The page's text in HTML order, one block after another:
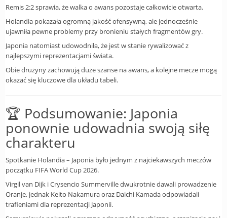
Remis 2:2 sprawia, że walka o awans pozostaje całkowicie otwarta.
Holandia pokazała ogromną jakość ofensywną, ale jednocześnie
ujawniła pewne problemy przy bronieniu stałych fragmentów gry.
Japonia natomiast udowodniła, że jest w stanie rywalizować z
najlepszymi reprezentacjami świata.
Obie drużyny zachowują duże szanse na awans, a kolejne mecze mogą
okazać się kluczowe dla układu tabeli.
🏆 Podsumowanie: Japonia
ponownie udowadnia swoją siłę
charakteru
Spotkanie Holandia – Japonia było jednym z najciekawszych meczów
początku FIFA World Cup 2026.
Virgil van Dijk i Crysencio Summerville dwukrotnie dawali prowadzenie
Oranje, jednak Keito Nakamura oraz Daichi Kamada odpowiadali
trafieniami dla reprezentacji Japonii.